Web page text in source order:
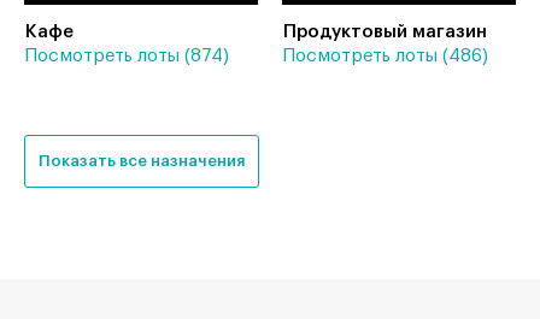
Кафе
Посмотреть лоты (874)
Продуктовый магазин
Посмотреть лоты (486)
Показать все назначения